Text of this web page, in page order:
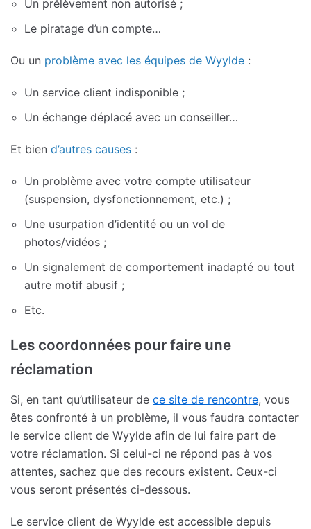
Un prélèvement non autorisé ;
Le piratage d’un compte…
Ou un problème avec les équipes de Wyylde :
Un service client indisponible ;
Un échange déplacé avec un conseiller…
Et bien d’autres causes :
Un problème avec votre compte utilisateur
(suspension, dysfonctionnement, etc.) ;
Une usurpation d’identité ou un vol de
photos/vidéos ;
Un signalement de comportement inadapté ou tout
autre motif abusif ;
Etc.
Les coordonnées pour faire une
réclamation
Si, en tant qu’utilisateur de ce site de rencontre, vous
êtes confronté à un problème, il vous faudra contacter
le service client de Wyylde afin de lui faire part de
votre réclamation. Si celui-ci ne répond pas à vos
attentes, sachez que des recours existent. Ceux-ci
vous seront présentés ci-dessous.
Le service client de Wyylde est accessible depuis